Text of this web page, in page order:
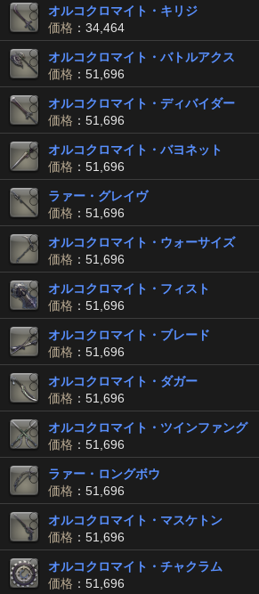
オルコクロマイト・キリジ
価格 ：34,464
オルコクロマイト・バトルアクス
価格 ：51,696
オルコクロマイト・ディバイダー
価格 ：51,696
オルコクロマイト・バヨネット
価格 ：51,696
ラァー・グレイヴ
価格 ：51,696
オルコクロマイト・ウォーサイズ
価格 ：51,696
オルコクロマイト・フィスト
価格 ：51,696
オルコクロマイト・ブレード
価格 ：51,696
オルコクロマイト・ダガー
価格 ：51,696
オルコクロマイト・ツインファング
価格 ：51,696
ラァー・ロングボウ
価格 ：51,696
オルコクロマイト・マスケトン
価格 ：51,696
オルコクロマイト・チャクラム
価格 ：51,696